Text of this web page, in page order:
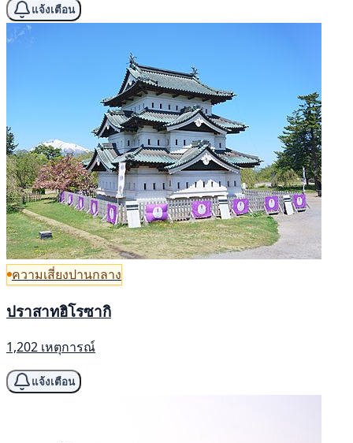
แจ้งเตือน
ความเสี่ยงปานกลาง
ปราสาทฮิโรซากิ
1,202 เหตุการณ์
แจ้งเตือน